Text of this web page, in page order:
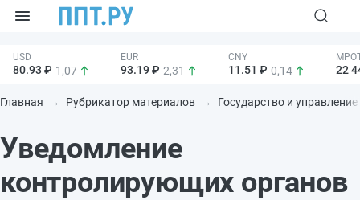
80.93 ₽ 1,07 93.19 ₽ 2,31 11.51 ₽ 0,14 22
Главная Рубрикатор материалов Государство и управление
Уведомление
контролирующих органов